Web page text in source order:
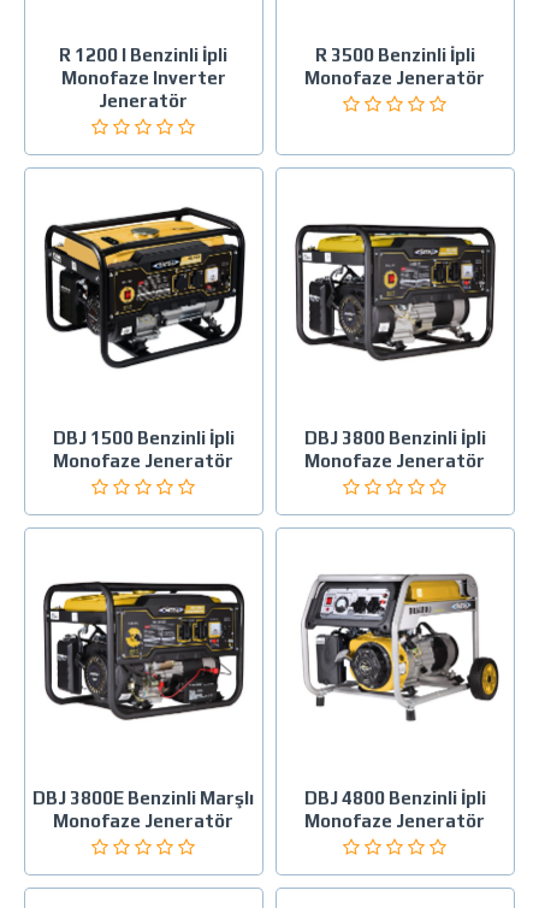
R 1200 I Benzinli İpli
Monofaze Inverter
Jeneratör
R 3500 Benzinli İpli
Monofaze Jeneratör
DBJ 1500 Benzinli İpli
Monofaze Jeneratör
DBJ 3800 Benzinli İpli
Monofaze Jeneratör
DBJ 3800E Benzinli Marşlı
Monofaze Jeneratör
DBJ 4800 Benzinli İpli
Monofaze Jeneratör